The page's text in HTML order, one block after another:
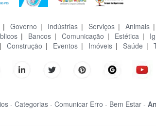
| Governo | Indústrias | Serviços | Animais |
| Bancos| Comunicação | Estética|
Construção | Eventos| Imóveis| Saúde |
- Categorias - Comunicar Erro - Bem Estar -